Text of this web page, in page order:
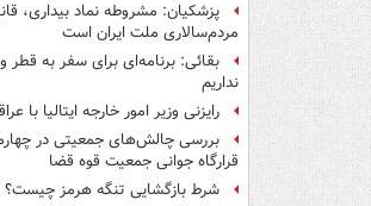
پزشکیان: مشروطه نماد بیداری،
مردم‌سالاری ملت ایران است
بقائی: برنامه‌ای برای سفر به قطر
نداریم
رایزنی وزیر امور خارجه ایتالیا با
بررسی چالش‌های جمعیتی در
قرارگاه جوانی جمعیت قوه قضا
شرط بازگشایی تنگه هرمز چیست؟